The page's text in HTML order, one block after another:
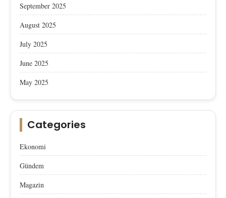
September 2025
August 2025
July 2025
June 2025
May 2025
Categories
Ekonomi
Gündem
Magazin